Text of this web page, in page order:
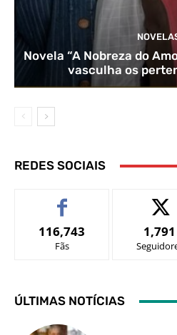
Novela “A Nobreza do
vasculha os
REDES SOCIAIS
116,743
Fãs
1,791
ÚLTIMAS NOTÍCIAS